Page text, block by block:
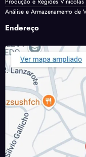
Análise e Armazenamento de
Endereço